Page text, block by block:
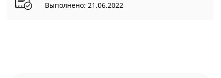
Выполнено: 21.06.2022